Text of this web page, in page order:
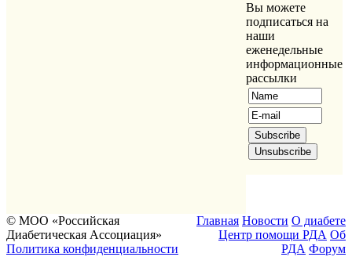
Вы можете
подписаться на
наши
еженедельные
информационные
рассылки
© МОО «Российская
Диабетическая Ассоциация»
Политика конфиденциальности
Главная Новости О диабете
Центр помощи РДА Об
РДА Форум